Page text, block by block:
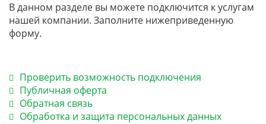
В данном разделе вы можете подключится к услугам
нашей компании. Заполните нижеприведенную
форму.
Проверить возможность подключения
Публичная оферта
Обратная связь
Обработка и защита персональных данных